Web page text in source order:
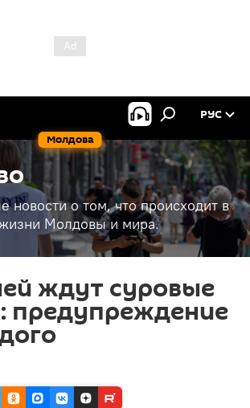
Молдова
РУС
новости о том, что происходит в
Молдовы и мира.
ждут суровые
предупреждение